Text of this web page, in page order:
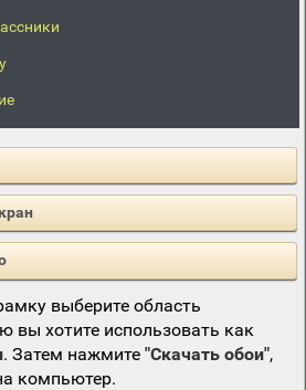
выберите область
вы хотите использовать как
. Затем нажмите "Скачать обои",
компьютер.